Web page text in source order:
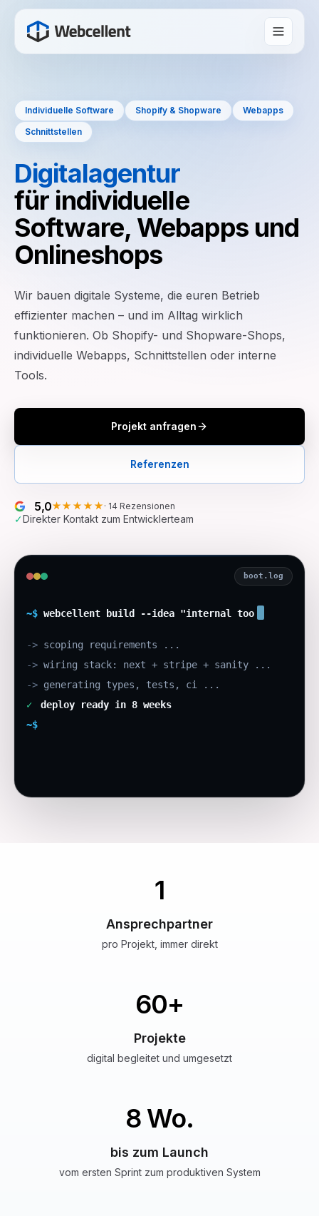
Individuelle Software Shopify & Shopware
Webapps
Schnittstellen
Digitalagentur
für individuelle
Software, Webapps und
Onlineshops
Wir bauen digitale Systeme, die euren Betrieb
effizienter machen – und im Alltag wirklich
funktionieren. Ob Shopify- und Shopware-Shops,
individuelle Webapps, Schnittstellen oder interne
Tools.
Projekt anfragen
Referenzen
5,0★★★★★ · 14 Rezensionen
✓Direkter Kontakt zum Entwicklerteam
boot.log
~$ webcellent build --idea "internal tool"
-> scoping requirements ...
-> wiring stack: next + stripe + sanity ...
-> generating types, tests, ci ...
✓
deploy ready in 8 weeks
~$
1
Ansprechpartner
pro Projekt, immer direkt
60+
Projekte
digital begleitet und umgesetzt
8Wo.
bis zum Launch
vom ersten Sprint zum produktiven System